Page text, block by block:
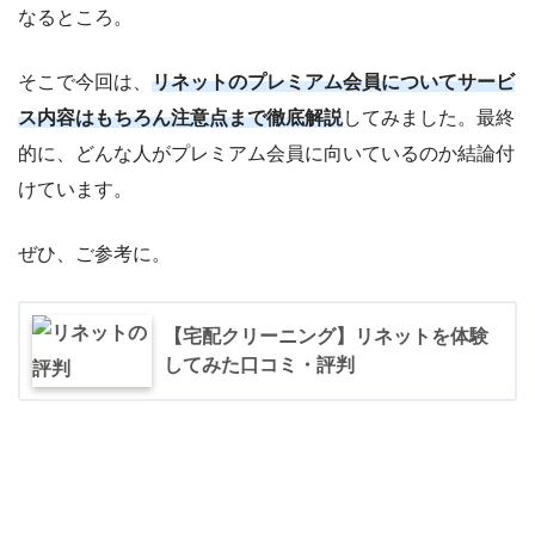
なるところ。
そこで今回は、 リネットのプレミアム会員についてサービ
ス内容はもちろん注意点まで徹底解説してみました。最終
的に、どんな人がプレミアム会員に向いているのか結論付
けています。
ぜひ、ご参考に。
【宅配クリーニング】リネットを体験
してみた口コミ・評判